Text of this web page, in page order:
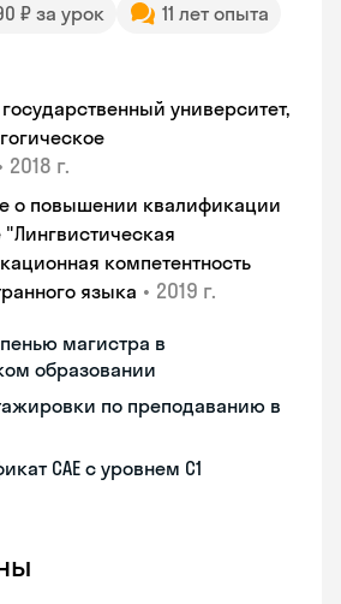
₽ за урок
11 лет опыта
университет,
2018 г.
о повышении квалификации
компетентность
языка • 2019 г.
магистра в
образовании
по преподаванию в
САЕ с уровнем С1